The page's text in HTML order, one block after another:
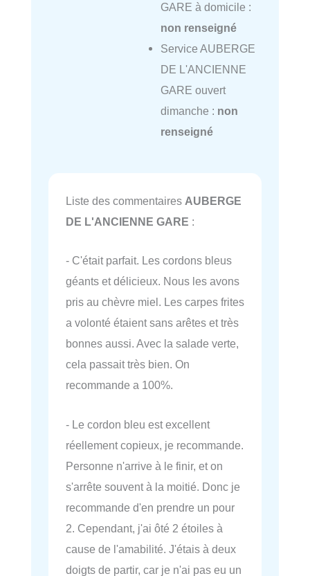
GARE à domicile :
non renseigné
Service AUBERGE
DE L'ANCIENNE
GARE ouvert
dimanche : non
renseigné
Liste des commentaires AUBERGE
DE L'ANCIENNE GARE :
- C'était parfait. Les cordons bleus
géants et délicieux. Nous les avons
pris au chèvre miel. Les carpes frites
a volonté étaient sans arêtes et très
bonnes aussi. Avec la salade verte,
cela passait très bien. On
recommande a 100%.
- Le cordon bleu est excellent
réellement copieux, je recommande.
Personne n'arrive à le finir, et on
s'arrête souvent à la moitié. Donc je
recommande d'en prendre un pour
2. Cependant, j'ai ôté 2 étoiles à
cause de l'amabilité. J'étais à deux
doigts de partir, car je n'ai pas eu un